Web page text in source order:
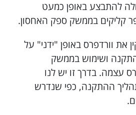
להתבצע באופן כמעט
קליקים בממשק ספק האחסון.
את וורדפרס באופן "ידני" על
ושימוש בממשק
עצמה. בדרך זו יש לנו
ההתקנה, כפי שנדרש